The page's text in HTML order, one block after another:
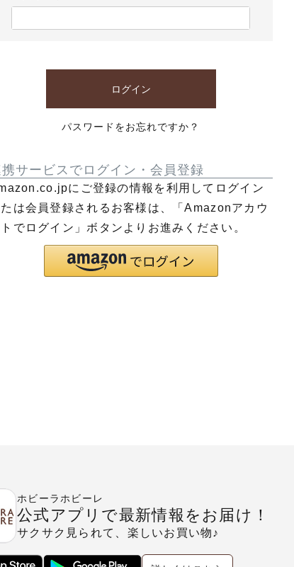
須)
ログイン
パスワードをお忘れですか？
サービスでログイン・会員登録
にご登録の情報を利用してログイン
たは会員登録されるお客様は、「Amazonアカウ
でログイン」ボタンよりお進みください。
ホビーラホビーレ
公式アプリで最新情報をお届け！
サクサク見られて、楽しいお買い物♪